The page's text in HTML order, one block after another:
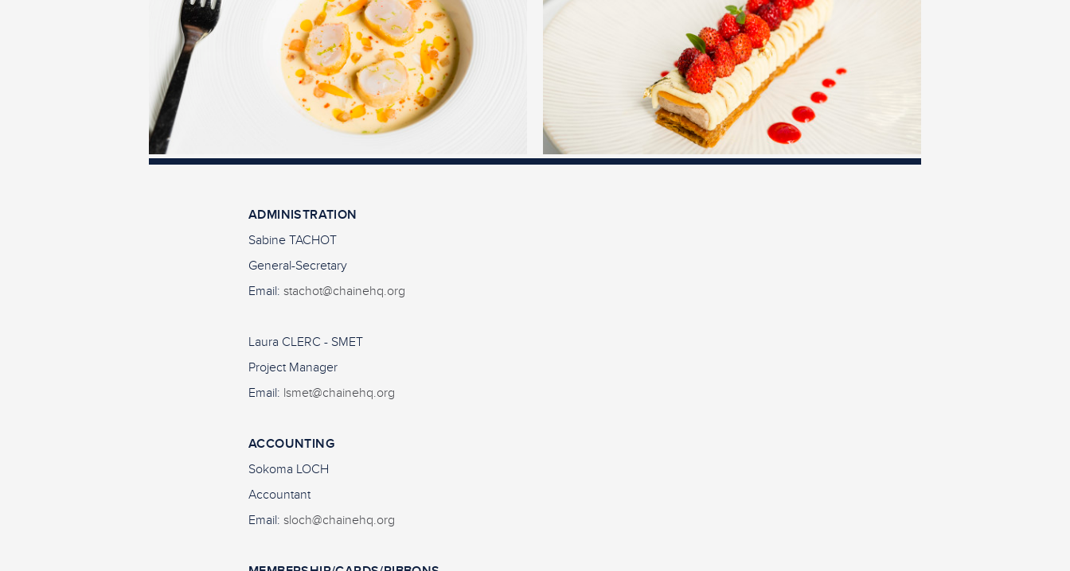
ADMINISTRATION
Sabine TACHOT
General-Secretary
Email: stachot@chainehq.org
Laura CLERC - SMET
Project Manager
Email: lsmet@chainehq.org
ACCOUNTING
Sokoma LOCH
Accountant
Email: sloch@chainehq.org